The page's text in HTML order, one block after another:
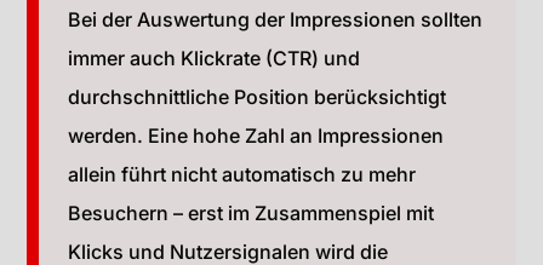
Bei der Auswertung der Impressionen sollten
immer auch Klickrate (CTR) und
durchschnittliche Position berücksichtigt
werden. Eine hohe Zahl an Impressionen
allein führt nicht automatisch zu mehr
Besuchern – erst im Zusammenspiel mit
Klicks und Nutzersignalen wird die